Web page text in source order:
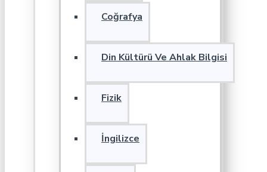
Coğrafya
Din Kültürü Ve Ahlak Bilgisi
Fizik
İngilizce